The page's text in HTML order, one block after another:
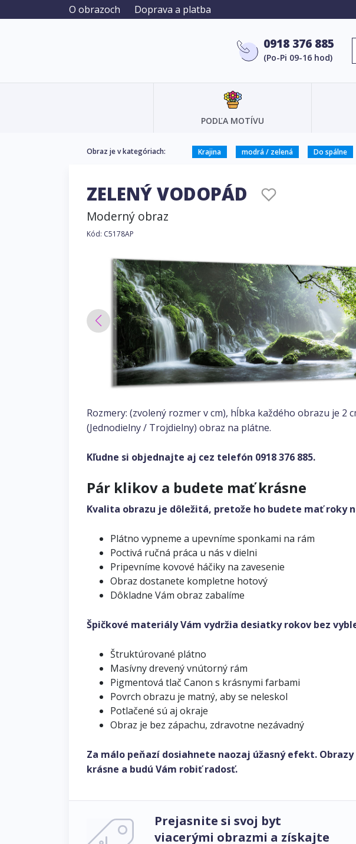
O obrazoch Doprava a platba
0918 376 885
(Po-Pi 09-16 hod)
PODĽA MOTÍVU
Obraz je v kategóriach: Krajina modrá / zelená Do spálne
ZELENÝ VODOPÁD
Moderný obraz
Kód: C5178AP
Rozmery: (zvolený rozmer v cm), hĺbka každého obrazu je 2
(Jednodielny / Trojdielny) obraz na plátne.
Kľudne si objednajte aj cez telefón 0918 376 885.
Pár klikov a budete mať krásne
Kvalita obrazu je dôležitá, pretože ho budete mať roky
Plátno vypneme a upevníme sponkami na rám
Poctivá ručná práca u nás v dielni
Pripevníme kovové háčiky na zavesenie
Obraz dostanete kompletne hotový
Dôkladne Vám obraz zabalíme
Špičkové materiály Vám vydržia desiatky rokov bez
Štruktúrované plátno
Masívny drevený vnútorný rám
Pigmentová tlač Canon s krásnymi farbami
Povrch obrazu je matný, aby se neleskol
Potlačené sú aj okraje
Obraz je bez zápachu, zdravotne nezávadný
Za málo peňazí dosiahnete naozaj úžasný efekt.
krásne a budú Vám robiť radosť.
Prejasnite si svoj byt
viacerými obrazmi a získajte